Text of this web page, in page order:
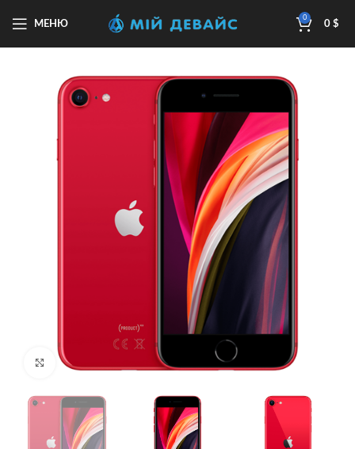
МЕНЮ
0
0 $
Клацніть, щоб збільшити